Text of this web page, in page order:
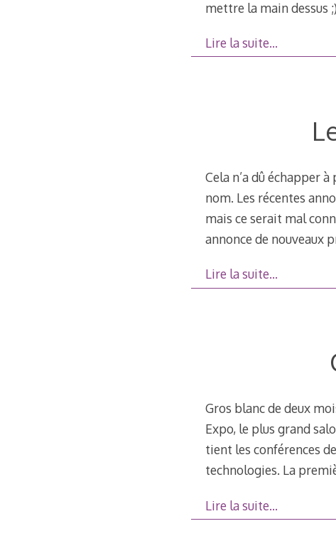
mettre la main dessus
Lire la suite…
Cela n’a dû échapper
nom. Les récentes
mais ce serait mal
annonce de nouveaux
Lire la suite…
Gros blanc de deux
Expo, le plus grand
tient les conférences
technologies. La
Lire la suite…